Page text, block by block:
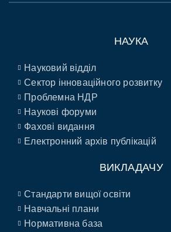
НАУКА
Науковий відділ
Сектор інноваційного розвитку
Проблемна НДР
Наукові форуми
Фахові видання
Електронний архів публікацій
ВИКЛАДАЧУ
Стандарти вищої освіти
Навчальні плани
Нормативна база